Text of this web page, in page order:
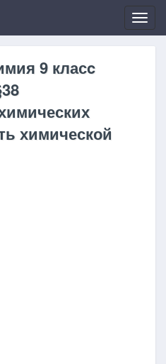
9 класc
химической